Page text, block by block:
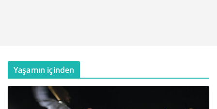
Yaşamın içinden